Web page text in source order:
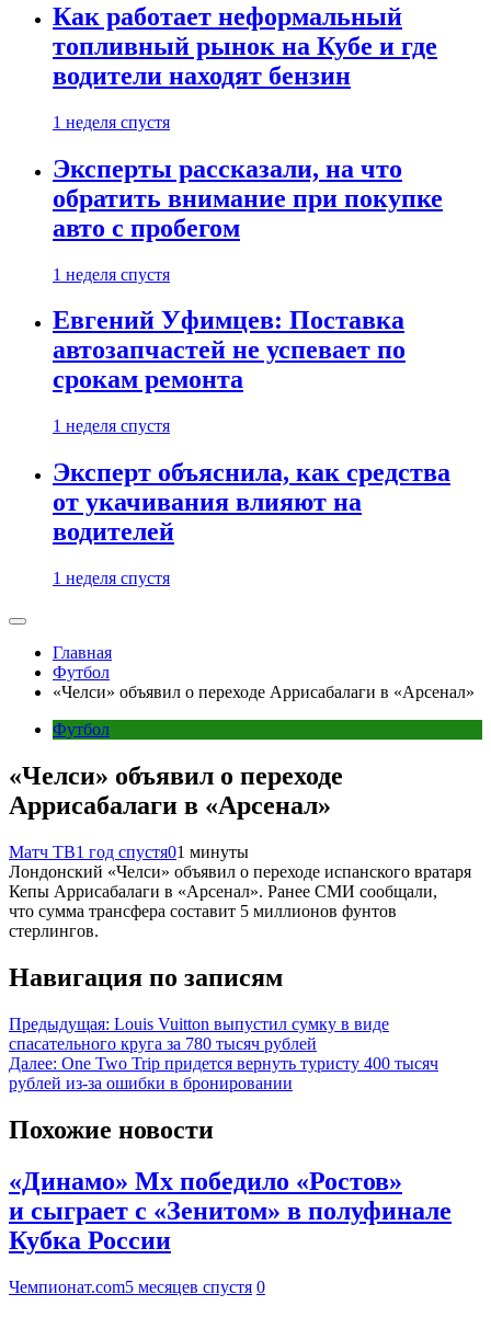
Как работает неформальный
топливный рынок на Кубе и где
водители находят бензин
1 неделя спустя
Эксперты рассказали, на что
обратить внимание при покупке
авто с пробегом
1 неделя спустя
Евгений Уфимцев: Поставка
автозапчастей не успевает по
срокам ремонта
1 неделя спустя
Эксперт объяснила, как средства
от укачивания влияют на
водителей
1 неделя спустя
Главная
Футбол
«Челси» объявил о переходе Аррисабалаги в «Арсенал»
Футбол
«Челси» объявил о переходе
Аррисабалаги в «Арсенал»
Матч ТВ1 год спустя01 минуты
Лондонский «Челси» объявил о переходе испанского вратаря
Кепы Аррисабалаги в «Арсенал». Ранее СМИ сообщали,
что сумма трансфера составит 5 миллионов фунтов
стерлингов.
Навигация по записям
Предыдущая: Louis Vuitton выпустил сумку в виде
спасательного круга за 780 тысяч рублей
Далее: One Two Trip придется вернуть туристу 400 тысяч
рублей из-за ошибки в бронировании
Похожие новости
«Динамо» Мх победило «Ростов»
и сыграет с «Зенитом» в полуфинале
Кубка России
Чемпионат.com5 месяцев спустя 0